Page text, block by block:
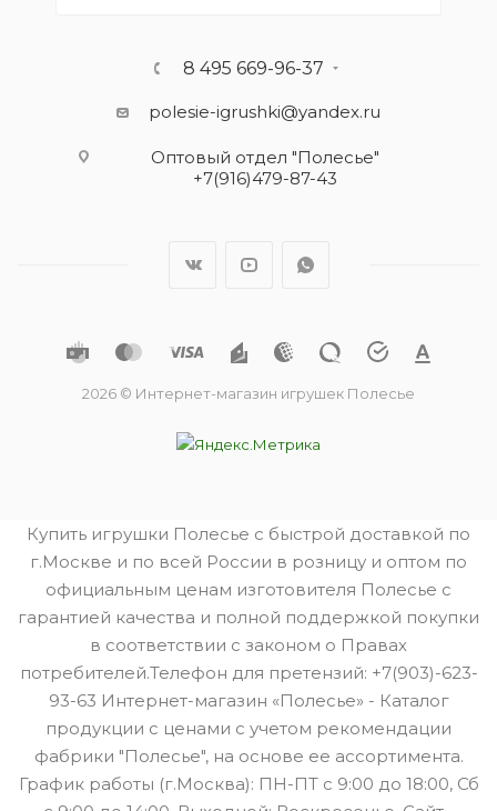
8 495 669-96-37
polesie-igrushki@yandex.ru
Оптовый отдел "Полесье"
+7(916)479-87-43
2026 © Интернет-магазин игрушек Полесье
Купить игрушки Полесье с быстрой доставкой по
г.Москве и по всей России в розницу и оптом по
официальным ценам изготовителя Полесье с
гарантией качества и полной поддержкой покупки
в соответствии с законом о Правах
потребителей.Телефон для претензий: +7(903)-623-
93-63 Интернет-магазин «Полесье» - Каталог
продукции с ценами с учетом рекомендации
фабрики "Полесье", на основе ее ассортимента.
График работы (г.Москва): ПН-ПТ с 9:00 до 18:00, Сб